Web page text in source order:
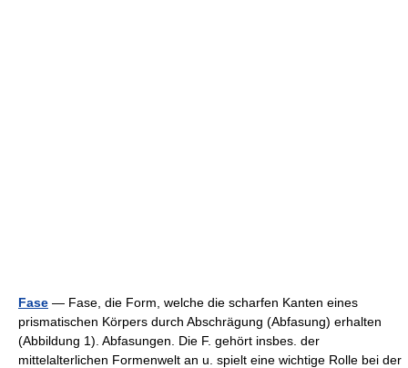
Fase — Fase, die Form, welche die scharfen Kanten eines
prismatischen Körpers durch Abschrägung (Abfasung) erhalten
(Abbildung 1). Abfasungen. Die F. gehört insbes. der
mittelalterlichen Formenwelt an u. spielt eine wichtige Rolle bei der